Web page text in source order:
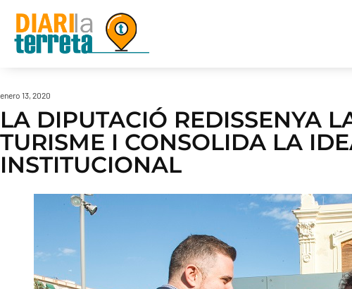
enero 13, 2020
LA DIPUTACIÓ REDISSENYA
TURISME I CONSOLIDA LA
INSTITUCIONAL